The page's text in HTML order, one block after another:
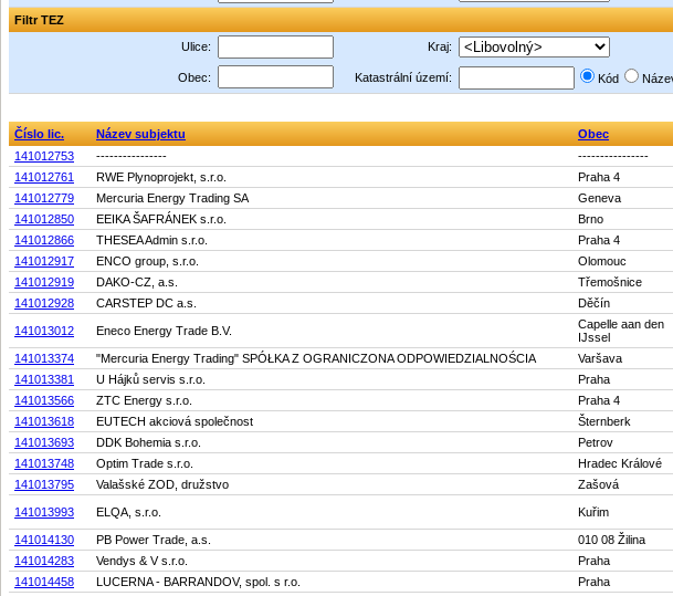
Filtr TEZ
Ulice:
Kraj:
Obec: Katastrální území: Kód
Číslo lic. Název subjektu Obec
141012753
---------------- ----------------
141012761
RWE Plynoprojekt, s.r.o. Praha 4
141012779
Mercuria Energy Trading SA Geneva
141012850
EEIKA ŠAFRÁNEK s.r.o. Brno
141012866
THESEA Admin s.r.o. Praha 4
141012917
ENCO group, s.r.o. Olomouc
141012919
DAKO-CZ, a.s. Třemošnice
141012928
CARSTEP DC a.s. Děčín
141013012 Eneco Energy Trade B.V.
Capelle aan den
IJssel
141013374 "Mercuria Energy Trading" SPÓŁKA Z OGRANICZONA ODPOWIEDZIALNOŚCIA Varšava
141013381
U Hájků servis s.r.o. Praha
141013566
ZTC Energy s.r.o. Praha 4
141013618
EUTECH akciová společnost Šternberk
141013693
DDK Bohemia s.r.o. Petrov
141013748
Optim Trade s.r.o. Hradec Králové
141013795
Valašské ZOD, družstvo Zašová
141013993 ELQA, s.r.o. Kuřim
141014130
PB Power Trade, a.s. 010 08 Žilina
141014283
Vendys & V s.r.o. Praha
141014458
LUCERNA - BARRANDOV, spol. s r.o. Praha